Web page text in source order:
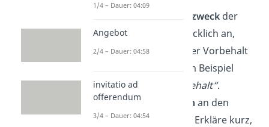
Verwendungszweck der
Überweisung
ausdrücklich an,
dass die Zahlung unter Vorbehalt
erfolgt. Schreibe zum Beispiel
„Zahlung unter Vorbehalt“.
Schicke ein
Schreiben an den
Zahlungsempfänger
. Erkläre kurz,
1/4 – Dauer: 04:09
Angebot
2/4 – Dauer: 04:58
invitatio ad
offerendum
3/4 – Dauer: 04:54